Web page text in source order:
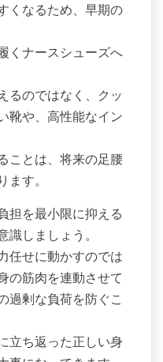
くなるため、早期の
くナースシューズへ
るのではなく、クッ
靴や、高性能なイン
ことは、将来の足腰
ます。
担を最小限に抑える
識しましょう。
任せに動かすのでは
の筋肉を連動させて
過剰な負荷を防ぐこ
立ち返った正しい身